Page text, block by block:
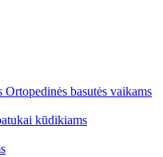
Ortopedinės basutės vaikams
kūdikiams